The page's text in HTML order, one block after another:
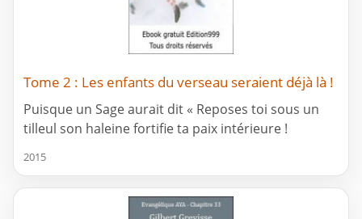
Tome 2 : Les enfants du verseau seraient déjà là !
Puisque un Sage aurait dit « Reposes toi sous un
tilleul son haleine fortifie ta paix intérieure !
2015